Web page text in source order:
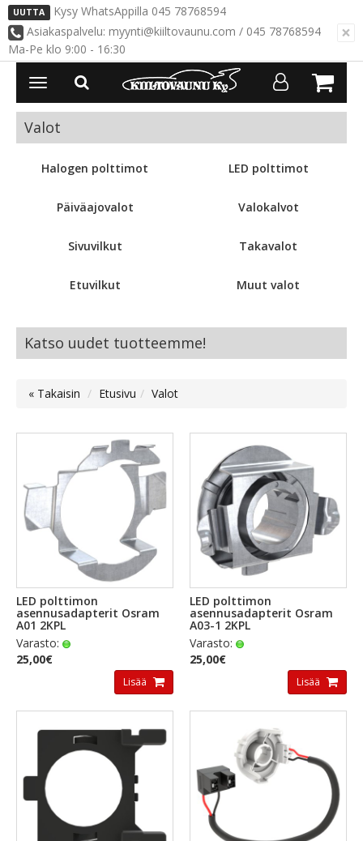
UUTTA Kysy WhatsAppilla 045 78768594
×
Asiakaspalvelu: myynti@kiiltovaunu.com / 045 78768594
Ma-Pe klo 9:00 - 16:30
Avaa/Sulje
valikko
Valot
Halogen polttimot LED polttimot
Päiväajovalot Valokalvot
Sivuvilkut Takavalot
Etuvilkut Muut valot
Katso uudet tuotteemme!
« Takaisin Etusivu Valot
LED polttimon
asennusadapterit Osram
A01 2KPL
Varasto:
25,00€
Lisää
LED polttimon
asennusadapterit Osram
A03-1 2KPL
Varasto:
25,00€
Lisää